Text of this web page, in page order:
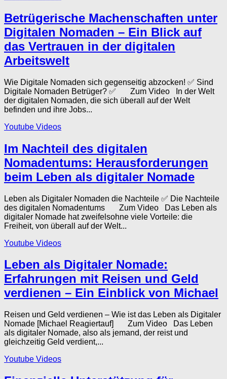
Betrügerische Machenschaften unter
Digitalen Nomaden – Ein Blick auf
das Vertrauen in der digitalen
Arbeitswelt
Wie Digitale Nomaden sich gegenseitig abzocken! ✅ Sind
Digitale Nomaden Betrüger? ✅ Zum Video In der Welt
der digitalen Nomaden, die sich überall auf der Welt
befinden und ihre Jobs...
Youtube Videos
Im Nachteil des digitalen
Nomadentums: Herausforderungen
beim Leben als digitaler Nomade
Leben als Digitaler Nomaden die Nachteile ✅ Die Nachteile
des digitalen Nomadentums Zum Video Das Leben als
digitaler Nomade hat zweifelsohne viele Vorteile: die
Freiheit, von überall auf der Welt...
Youtube Videos
Leben als Digitaler Nomade:
Erfahrungen mit Reisen und Geld
verdienen – Ein Einblick von Michael
Reisen und Geld verdienen – Wie ist das Leben als Digitaler
Nomade [Michael Reagiertauf] Zum Video Das Leben
als digitaler Nomade, also als jemand, der reist und
gleichzeitig Geld verdient,...
Youtube Videos